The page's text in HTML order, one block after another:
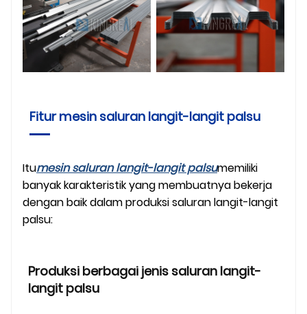
Fitur mesin saluran langit-langit palsu
Itumesin saluran langit-langit palsumemiliki
banyak karakteristik yang membuatnya bekerja
dengan baik dalam produksi saluran langit-langit
palsu:
Produksi berbagai jenis saluran langit-
langit palsu